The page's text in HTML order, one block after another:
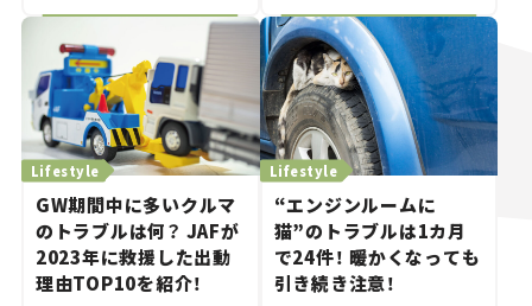
Lifestyle
GW期間中に多いクルマ
のトラブルは何？ JAFが
2023年に救援した出動
理由TOP10を紹介！
Lifestyle
“エンジンルームに
猫”のトラブルは1カ月
で24件！ 暖かくなっても
引き続き注意！